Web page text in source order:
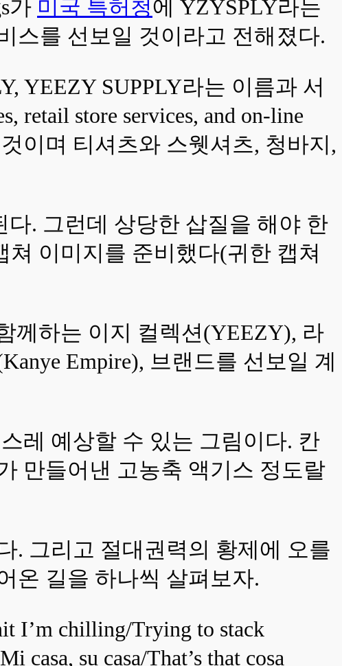
가 미국 특허청에 YZYSPLY라는
스를 선보일 것이라고 전해졌다.
YEEZY SUPPLY라는 이름과 서
store services, and on-line
것이며 티셔츠와 스웻셔츠, 청바지,
. 그런데 상당한 삽질을 해야 한
이미지를 준비했다(귀한 캡쳐
께하는 이지 컬렉션(YEEZY), 라
Empire), 브랜드를 선보일 계
레 예상할 수 있는 그림이다. 칸
만들어낸 고농축 액기스 정도랄
. 그리고 절대권력의 황제에 오를
온 길을 하나씩 살펴보자.
I’m chilling/Trying to stack
casa, su casa/That’s that cosa